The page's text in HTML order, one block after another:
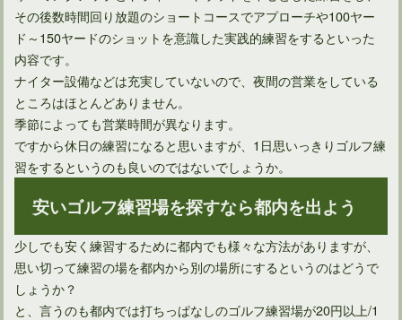
ゴルフ場の市場規模が下降に推移するのはいつまで？
ゴルファーが宣言をすればプロテストを免除できるって本当？
ゴルフ練習場を経営したいけれど年収はどれくらいになる？
その後数時間回り放題のショートコースでアプローチや100ヤー
ド～150ヤードのショットを意識した実践的練習をするといった
内容です。
ナイター設備などは充実していないので、夜間の営業をしている
ところはほとんどありません。
季節によっても営業時間が異なります。
ですから休日の練習になると思いますが、1日思いっきりゴルフ練
習をするというのも良いのではないでしょうか。
安いゴルフ練習場を探すなら都内を出よう
少しでも安く練習するために都内でも様々な方法がありますが、
思い切って練習の場を都内から別の場所にするというのはどうで
しょうか？
と、言うのも都内では打ちっぱなしのゴルフ練習場が20円以上/1